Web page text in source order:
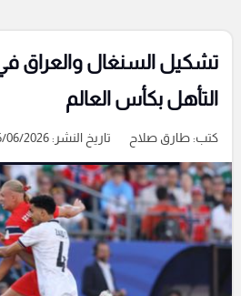
تشكيل السنغال والعراق
التأهل بكأس العالم
كتب:طارق صلاح تاريخ النشر: 26/06/2026